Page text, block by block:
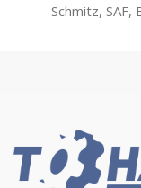
Schmitz, SAF,